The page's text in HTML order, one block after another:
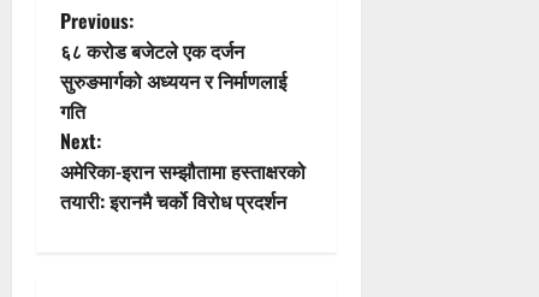
P
o
s
t
Previous:
६८ करोड बजेटले एक दर्जन
सुरुङमार्गको अध्ययन र निर्माणलाई
गति
Next:
अमेरिका-इरान सम्झौतामा हस्ताक्षरको
तयारी: इरानमै चर्को विरोध प्रदर्शन